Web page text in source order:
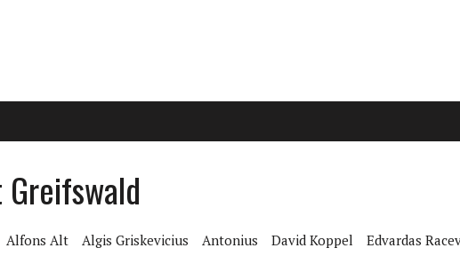
Alfons Alt Algis Griskevicius Antonius David Koppel
Edvardas